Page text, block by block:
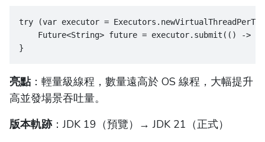
try (var executor =
Future<String> future = executor.submit(() ->
}
亮點：輕量級線程，數量遠高於 OS 線程，大幅提升
高並發場景吞吐量。
版本軌跡：JDK 19（預覽）→ JDK 21（正式）